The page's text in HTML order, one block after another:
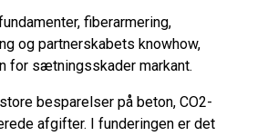
fiberarmering,
og partnerskabets knowhow,
for sætningsskader markant.
besparelser på beton, CO2-
afgifter. I funderingen er det